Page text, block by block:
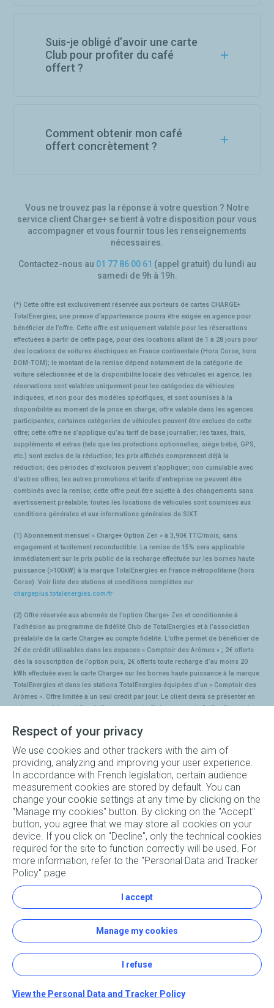
Suis-je obligé d’avoir une carte
Club pour profiter du café
offert ?
Comment obtenir mon café
offert concrètement ?
Vous ne trouvez pas la réponse à votre question ? Notre
service client Charge+ se tient à votre disposition pour vous
accompagner et vous fournir tous les renseignements
nécessaires.
Contactez-nous au 01 77 86 00 61 (appel gratuit) du lundi au
samedi de 9h à 19h.
(*) Cette offre est exclusivement réservée aux porteurs de cartes CHARGE+
TotalEnergies; une preuve d’appartenance pourra être exigée en agence pour
bénéficier de l’offre. Cette offre est uniquement valable pour les réservations
effectuées à partir de cette page, pour des locations allant de 1 à 28 jours pour
des locations de voitures électriques en France continentale (Hors Corse, hors
DOM-TOM); le montant de la remise dépend notamment de la catégorie de
voiture sélectionnée et de la disponibilité locale des véhicules en agence; les
réservations sont valables uniquement pour les catégories de véhicules
indiquées, et non pour des modèles spécifiques, et sont soumises à la
disponibilité au moment de la prise en charge; offre valable dans les agences
participantes; certaines catégories de véhicules peuvent être exclues de cette
offre; cette offre ne s’applique qu’au tarif de base journalier; les taxes, frais,
suppléments et extras (tels que les protections optionnelles, siège bébé, GPS,
etc.) sont exclus de la réduction; les prix affichés comprennent déjà la
réduction; des périodes d’exclusion peuvent s’appliquer; non cumulable avec
d’autres offres; les autres promotions et tarifs d’entreprise ne peuvent être
combinés avec la remise; cette offre peut être sujette à des changements sans
avertissement préalable; toutes les locations de véhicules sont soumises aux
conditions générales et aux informations générales de SIXT.
(1) Abonnement mensuel « Charge+ Option Zen » à 3,90€ TTC/mois, sans
engagement et tacitement reconductible. La remise de 15% sera applicable
immédiatement sur le prix public de la recharge effectuée sur les bornes haute
puissance (>100kW) à la marque TotalEnergies en France métropolitaine (hors
Corse). Voir liste des stations et conditions complètes sur
chargeplus.totalenergies.com/fr
(2) Offre réservée aux abonnés de l’option Charge+ Zen et conditionnée à
l’adhésion au programme de fidélité Club de TotalEnergies et à l’association
préalable de la carte Charge+ au compte fidélité. L’offre permet de bénéficier de
2€ de crédit utilisables dans les espaces « Comptoir des Arômes » ; 2€ offerts
dès la souscription de l’option puis, 2€ offerts toute recharge d’au moins 20
kWh effectuée avec la carte Charge+ sur les bornes haute puissance à la marque
TotalEnergies et dans les stations TotalEnergies équipées d’un « Comptoir des
Arômes ». Offre limitée à un seul crédit par jour. Le client devra se présenter en
caisse pour faire créditer l’offre sur sa carte Club ou sa carte Coffee Comptoir
chargeplus.totalenergies.com/fr
(3) Conformément au principe d’interopérabilité prévu par l’article L. 641-4-2 du
code de l’énergie. Voir les Conditions générales de vente et la liste des points
de recharge accessible sur le sitehttps://chargeplus.totalenergies.com/fr/
Rouler à l’électrique n’aura jamais été aussi simple ! Vous
rêvez de parcourir les routes, mais vous cherchez des
réponses à vos questions ? Vitesse de recharge, types de
bornes disponibles, puissance idéale, coût pour recharger sa
voiture électrique… Laissez-vous guider, Charge+ est là pour
Copyright © 2026. Tous droits réservés.
Première Place
Mentions légales
CGV/CGU du service Charge+
Respect of your privacy
We use cookies and other trackers with the aim of
providing, analyzing and improving your user experience.
In accordance with French legislation, certain audience
measurement cookies are stored by default. You can
change your cookie settings at any time by clicking on the
"Manage my cookies" button. By clicking on the "Accept"
button, you agree that we may store all cookies on your
device. If you click on "Decline", only the technical cookies
required for the site to function correctly will be used. For
more information, refer to the "Personal Data and Tracker
Policy" page.
I accept
Manage my cookies
I refuse
View the Personal Data and Tracker Policy